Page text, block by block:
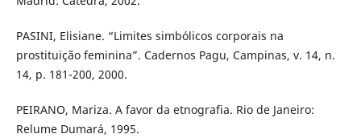
PASINI, Elisiane. “Limites simbólicos corporais na
prostituição feminina”. Cadernos Pagu, Campinas, v. 14, n.
14, p. 181-200, 2000.
PEIRANO, Mariza. A favor da etnografia. Rio de Janeiro:
Relume Dumará, 1995.